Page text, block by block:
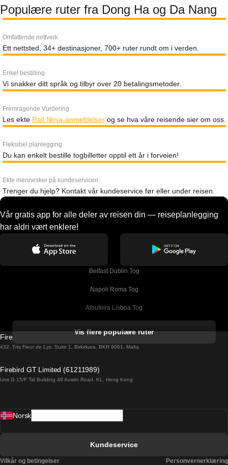
Populære ruter fra Dong Ha og Da Nang
Omfattende nettverk
Ett nettsted, 34+ destinasjoner, 700+ ruter rundt om i verden.
Enkel bestilling
Vi snakker ditt språk og tilbyr over 20 betalingsmetoder.
Fremragende Vurdering
Les ekte Rail Ninja-anmeldelserog se hva våre reisende sier om oss.
Fleksibel planlegging
Du kan enkelt bestille togbilletter opptil ett år i forveien!
Ekte mennesker på kundeservicen
Trenger du hjelp? Kontakt vår kundeservice før eller under reisen.
Vår gratis app for alle deler av reisen din — reiseplanlegging
har aldri vært enklere!
Belfast Dublin Tog
Napoli Roma Tog
Albufeira Lisboa Tog
Barcelona Madrid Tog
Barcelona Sevilla Tog
Vis flere populære ruter
Firebird GT Limited (OC 1451)
432, Triq Fleur de Lys, Suite 1, Birkirkara, BKR 9061, Malta
Firebird GT Limited (61211989)
Unit G 15/F Tal Building 49 Austin Road, KL, Hong Kong
Norsk
Kundeservice
Vilkår og betingelser Personvernerklæring